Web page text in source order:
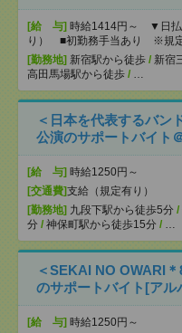
[給 与] 時給1414円～ ▼日払
り） ■初勤務手当あり ※規
[勤務地] 新宿駅から徒歩 / 新宿
高田馬場駅から徒歩 / …
＜日本を代表するバン
公演のサポートバイト
[給 与] 時給1250円～
[交通費]支給（規定有り）
[勤務地] 九段下駅から徒歩5分 /
分 / 神保町駅から徒歩15分 / …
＜SEKAI NO OWARI
のサポートバイト[アル
[給 与] 時給1250円～